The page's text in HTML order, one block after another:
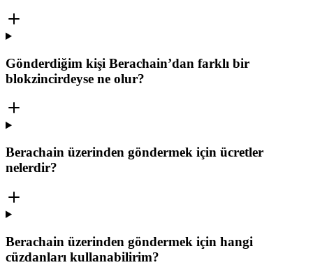
Gönderdiğim kişi Berachain’dan farklı bir
blokzincirdeyse ne olur?
Berachain üzerinden göndermek için ücretler
nelerdir?
Berachain üzerinden göndermek için hangi
cüzdanları kullanabilirim?